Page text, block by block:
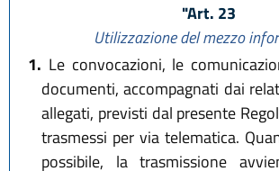
"Art. 23
Utilizzazione del mezzo
1. Le convocazioni, le
documenti, accompagnati dai
allegati, previsti dal presente
trasmessi per via telematica.
possibile, la trasmissione